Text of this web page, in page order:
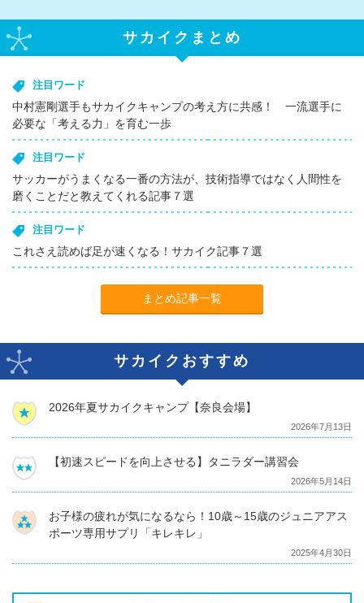
サカイクまとめ
注目ワード
中村憲剛選手もサカイクキャンプの考え方に共感！ 一流選手に
必要な「考える力」を育む一歩
注目ワード
サッカーがうまくなる一番の方法が、技術指導ではなく人間性を
磨くことだと教えてくれる記事７選
注目ワード
これさえ読めば足が速くなる！サカイク記事７選
まとめ記事一覧
サカイクおすすめ
2026年夏サカイクキャンプ【奈良会場】
2026年7月13日
【初速スピードを向上させる】タニラダー講習会
2026年5月14日
お子様の疲れが気になるなら！10歳～15歳のジュニアアス
ポーツ専用サプリ「キレキレ」
2025年4月30日